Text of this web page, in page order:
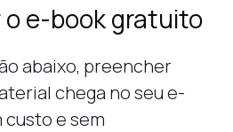
o e-book gratuito
abaixo, preencher
chega no seu e-
custo e sem